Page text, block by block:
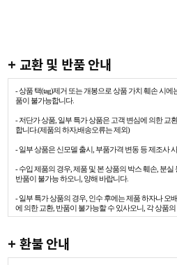
+ 교환 및 반품 안내
- 상품 택(tag)제거 또는 개봉으로 상품 가치 훼손 시
품이 불가능합니다.
- 저단가 상품, 일부 특가 상품은 고객 변심에 의한 교
합니다.(제품의 하자,배송오류는 제외)
- 일부 상품은 신모델 출시, 부품가격 변동 등 제조사
- 수입 제품의 경우, 제품 및 본 상품의 박스 훼손, 분
반품이 불가능 하오니, 양해 바랍니다.
- 일부 특가 상품의 경우, 인수 후에는 제품 하자나 오
에 의한 교환, 반품이 불가능할 수 있사오니, 각 상품
+ 환불 안내